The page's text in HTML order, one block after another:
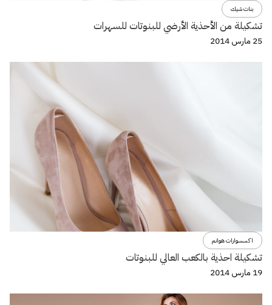
بنات شيك
تشكيلة من الأحذية الأرضي للبنوتات للسهرات
25 مارس 2014
اكسسوارات هوانم
تشكيلة احذية بالكعب العالي للبنوتات
19 مارس 2014